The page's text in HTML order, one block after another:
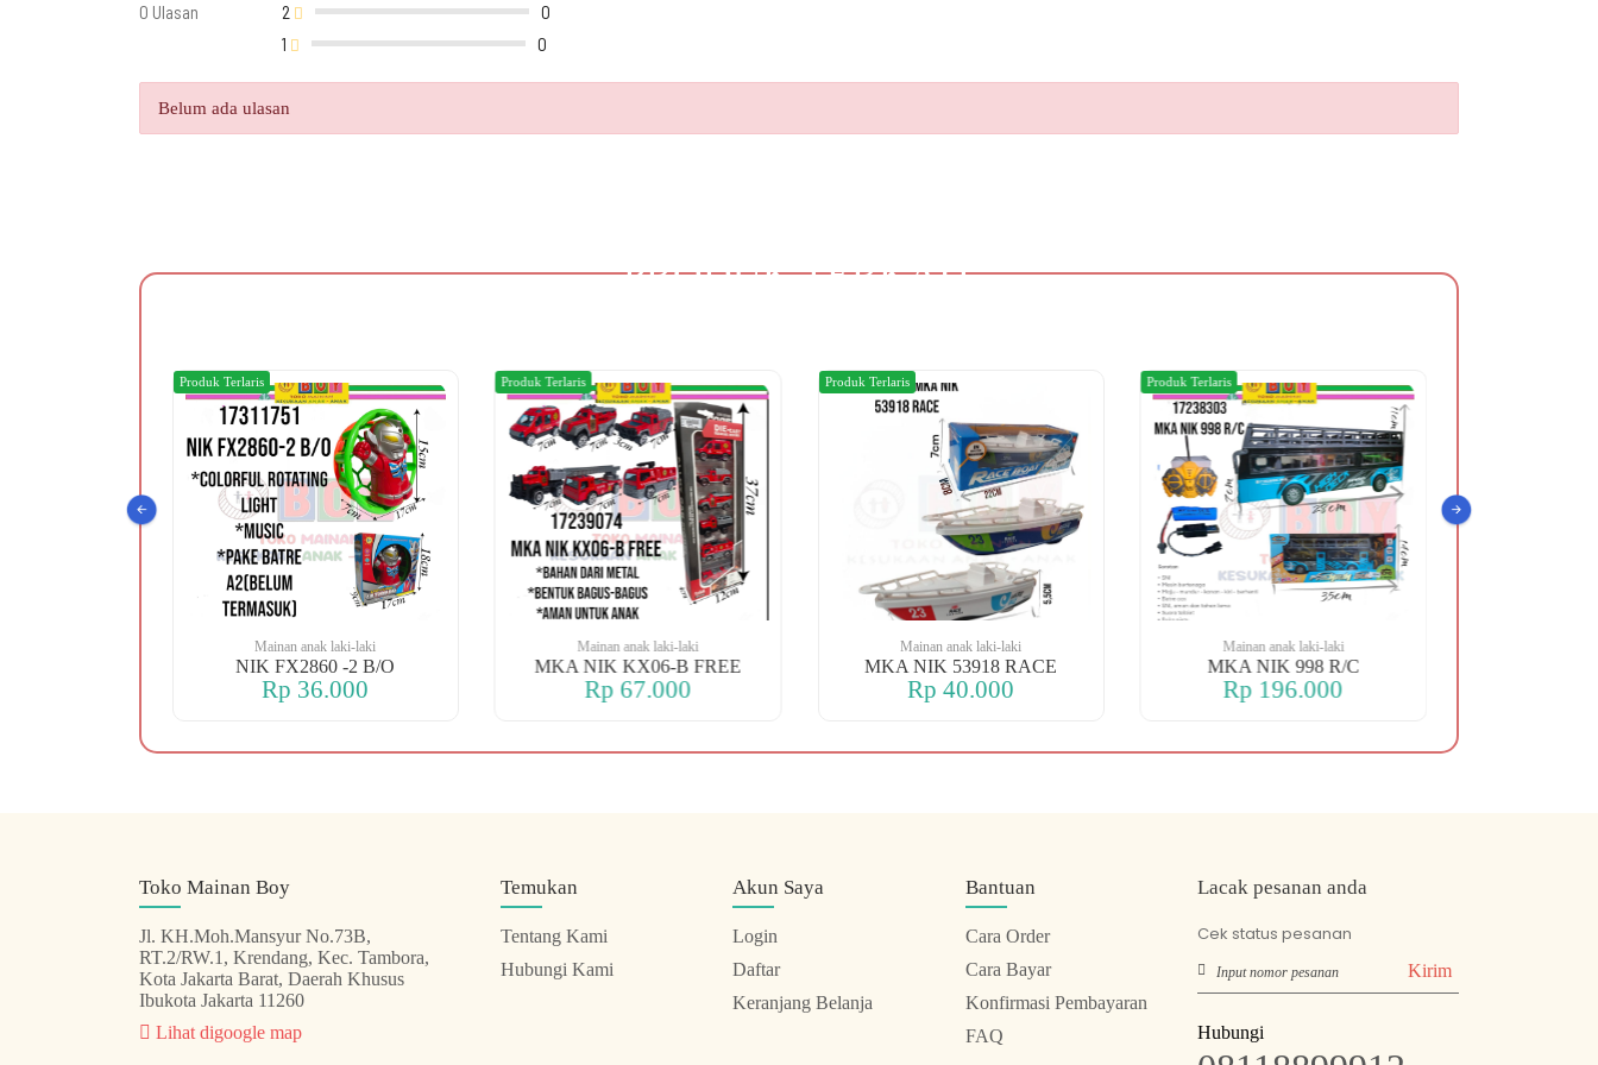
0 Ulasan
2
0
1
0
Belum ada ulasan
PRODUK TERKAIT
Mainan anak laki-laki
NIK FX2860 -2 B/O
Rp 36.000
Produk Terlaris
Mainan anak laki-laki
MKA NIK KX06-B FREE
Rp 67.000
Produk Terlaris
Mainan anak laki-laki
MKA NIK 53918 RACE
Rp 40.000
Produk Terlaris
Mainan anak laki-laki
MKA NIK 998 R/C
Rp 196.000
Produk Terlaris
Toko Mainan Boy
Jl. KH.Moh.Mansyur No.73B,
RT.2/RW.1, Krendang, Kec. Tambora,
Kota Jakarta Barat, Daerah Khusus
Ibukota Jakarta 11260
Lihat digoogle map
Temukan
Tentang Kami
Hubungi Kami
Akun Saya
Login
Daftar
Keranjang Belanja
Bantuan
Cara Order
Cara Bayar
Konfirmasi Pembayaran
FAQ
Lacak pesanan anda
Cek status pesanan
Kirim
Hubungi